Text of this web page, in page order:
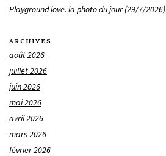
Playground love. la photo du jour (29/7/2026)
ARCHIVES
août 2026
juillet 2026
juin 2026
mai 2026
avril 2026
mars 2026
février 2026